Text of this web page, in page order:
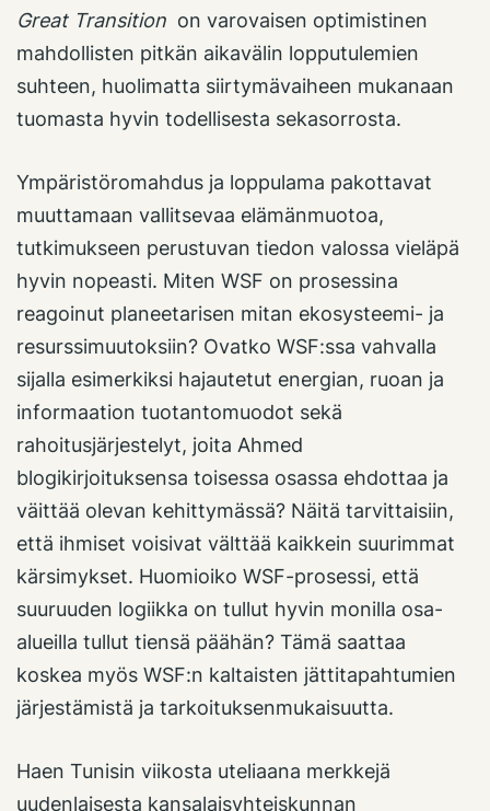
Great Transition on varovaisen optimistinen
mahdollisten pitkän aikavälin lopputulemien
suhteen, huolimatta siirtymävaiheen mukanaan
tuomasta hyvin todellisesta sekasorrosta.
Ympäristöromahdus ja loppulama pakottavat
muuttamaan vallitsevaa elämänmuotoa,
tutkimukseen perustuvan tiedon valossa vieläpä
hyvin nopeasti. Miten WSF on prosessina
reagoinut planeetarisen mitan ekosysteemi- ja
resurssimuutoksiin? Ovatko WSF:ssa vahvalla
sijalla esimerkiksi hajautetut energian, ruoan ja
informaation tuotantomuodot sekä
rahoitusjärjestelyt, joita Ahmed
blogikirjoituksensa toisessa osassa ehdottaa ja
väittää olevan kehittymässä? Näitä tarvittaisiin,
että ihmiset voisivat välttää kaikkein suurimmat
kärsimykset. Huomioiko WSF-prosessi, että
suuruuden logiikka on tullut hyvin monilla osa-
alueilla tullut tiensä päähän? Tämä saattaa
koskea myös WSF:n kaltaisten jättitapahtumien
järjestämistä ja tarkoituksenmukaisuutta.
Haen Tunisin viikosta uteliaana merkkejä
uudenlaisesta kansalaisyhteiskunnan